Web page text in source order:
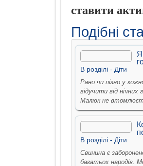
ставити
Подібні
В рoздiлi - Дiти
Рано чи пізно у
відучити від
Малюк не
В рoздiлi - Дiти
Свинина є
багатьох народів.